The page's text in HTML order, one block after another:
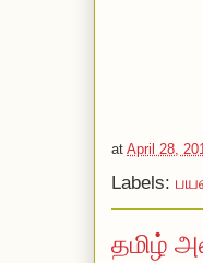
at April 28,
Labels:
தமிழ்